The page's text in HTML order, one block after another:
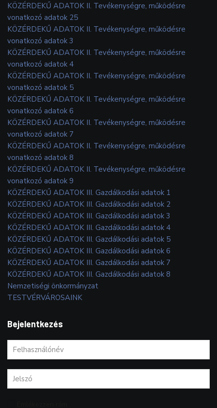
KÖZÉRDEKŰ ADATOK II. Tevékenységre, működésre
vonatkozó adatok 25
KÖZÉRDEKŰ ADATOK II. Tevékenységre, működésre
vonatkozó adatok 3
KÖZÉRDEKŰ ADATOK II. Tevékenységre, működésre
vonatkozó adatok 4
KÖZÉRDEKŰ ADATOK II. Tevékenységre, működésre
vonatkozó adatok 5
KÖZÉRDEKŰ ADATOK II. Tevékenységre, működésre
vonatkozó adatok 6
KÖZÉRDEKŰ ADATOK II. Tevékenységre, működésre
vonatkozó adatok 7
KÖZÉRDEKŰ ADATOK II. Tevékenységre, működésre
vonatkozó adatok 8
KÖZÉRDEKŰ ADATOK II. Tevékenységre, működésre
vonatkozó adatok 9
KÖZÉRDEKŰ ADATOK III. Gazdálkodási adatok 1
KÖZÉRDEKŰ ADATOK III. Gazdálkodási adatok 2
KÖZÉRDEKŰ ADATOK III. Gazdálkodási adatok 3
KÖZÉRDEKŰ ADATOK III. Gazdálkodási adatok 4
KÖZÉRDEKŰ ADATOK III. Gazdálkodási adatok 5
KÖZÉRDEKŰ ADATOK III. Gazdálkodási adatok 6
KÖZÉRDEKŰ ADATOK III. Gazdálkodási adatok 7
KÖZÉRDEKŰ ADATOK III. Gazdálkodási adatok 8
Nemzetiségi önkormányzat
TESTVÉRVÁROSAINK
Bejelentkezés